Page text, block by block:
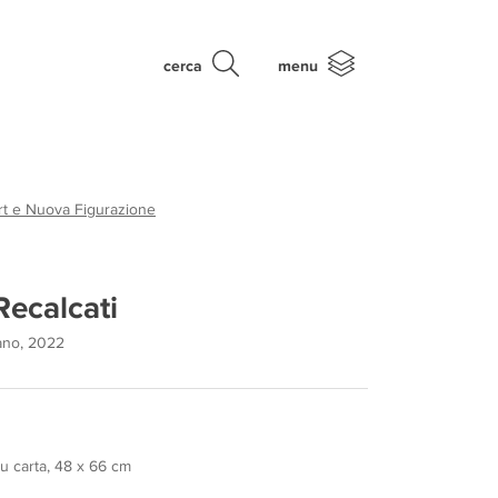
cerca menu
e Nuova Figurazione
2022
carta, 48 x 66 cm